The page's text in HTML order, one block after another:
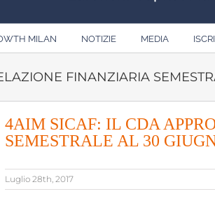
MILAN NOTIZIE MEDIA
FINANZIARIA
4AIM SICAF: IL CDA
SEMESTRALE AL 30
Luglio 28th, 2017